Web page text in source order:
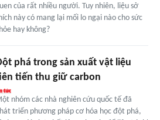
của rất nhiều người. Tuy nhiên, liệu sở
này có mang lại mối lo ngại nào cho sức
hay không?
phá trong sản xuất vật liệu
tiến thu giữ carbon
nhóm các nhà nghiên cứu quốc tế đã
triển phương pháp cơ hóa học đột phá,